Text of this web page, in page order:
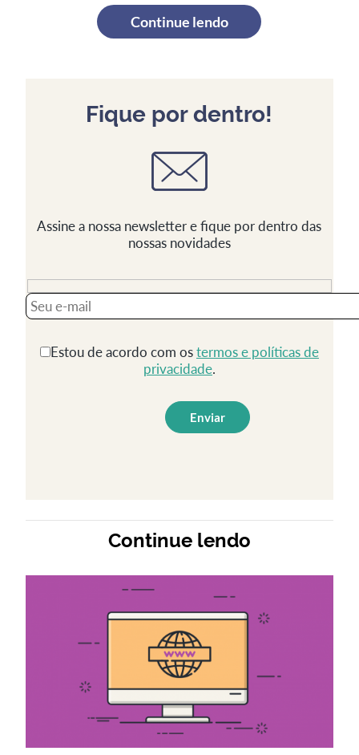
Continue lendo
Fique por dentro!
Assine a nossa newsletter e fique por dentro das
nossas novidades
Estou de acordo com ostermos e políticas de
privacidade.
Continue lendo